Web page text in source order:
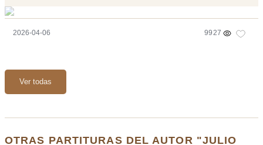
2026-04-06 9927
Ver todas
OTRAS PARTITURAS DEL AUTOR "JULIO